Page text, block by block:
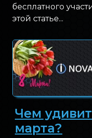
бесплатного
этой статье...
Чем
марта?